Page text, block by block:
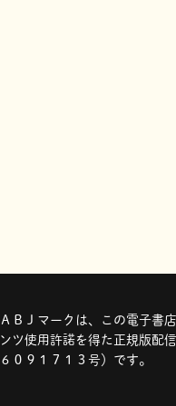
ＡＢＪマークは、この電子書
ンツ使用許諾を得た正規版配
６０９１７１３号）です。